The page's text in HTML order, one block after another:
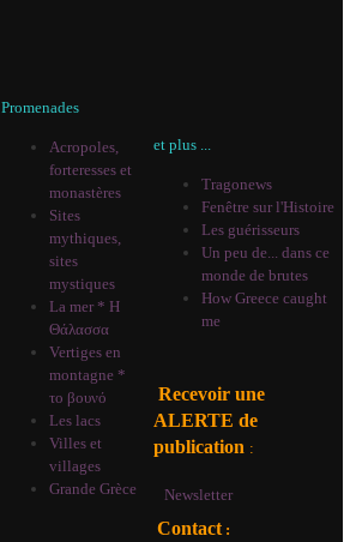
Promenades
Acropoles,
forteresses et
monastères
Sites
mythiques,
sites
mystiques
La mer * Η
Θάλασσα
Vertiges en
montagne *
το βουνό
Les lacs
Villes et
villages
Grande Grèce
et plus ...
Tragonews
Fenêtre sur l'Histoire
Les guérisseurs
Un peu de... dans ce
monde de brutes
How Greece caught
me
Recevoir une
ALERTE de
publication :
Newsletter
Contact :